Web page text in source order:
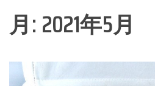
月: 2021年5月